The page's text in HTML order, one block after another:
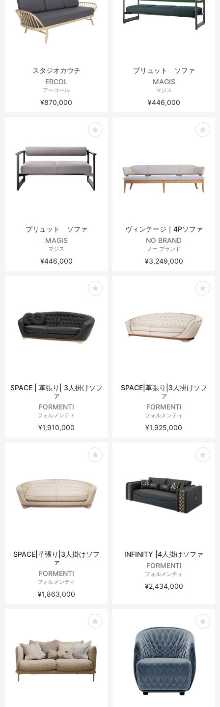
スタジオカウチ
ERCOL
アーコール
¥870,000
ブリュット ソファ
MAGIS
マジス
¥446,000
ブリュット ソファ
MAGIS
マジス
¥446,000
ヴィンテージ｜4Pソファ
NO BRAND
ノー ブランド
¥3,249,000
SPACE | 革張り| 3人掛けソフ
ァ
FORMENTI
フォルメンティ
¥1,910,000
SPACE|革張り|3人掛けソフ
ァ
FORMENTI
フォルメンティ
¥1,925,000
SPACE|革張り|3人掛けソフ
ァ
FORMENTI
フォルメンティ
¥1,863,000
INFINITY |4人掛けソファ
FORMENTI
フォルメンティ
¥2,434,000